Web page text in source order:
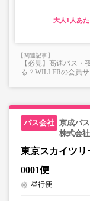
大人
【必見】高速バス・
る？WILLERの会員
京成バ
株式会社
東京スカイツ
0001便
昼行便